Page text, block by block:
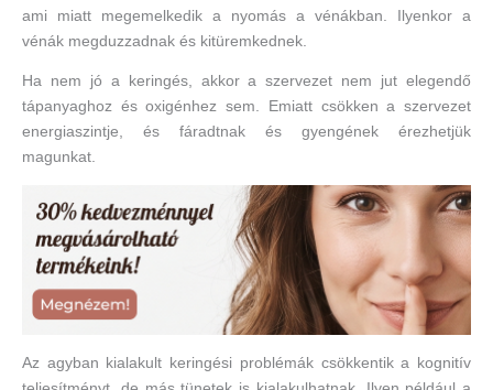
ami miatt megemelkedik a nyomás a vénákban. Ilyenkor a
vénák megduzzadnak és kitüremkednek.
Ha nem jó a keringés, akkor a szervezet nem jut elegendő
tápanyaghoz és oxigénhez sem. Emiatt csökken a szervezet
energiaszintje, és fáradtnak és gyengének érezhetjük
magunkat.
Az agyban kialakult keringési problémák csökkentik a kognitív